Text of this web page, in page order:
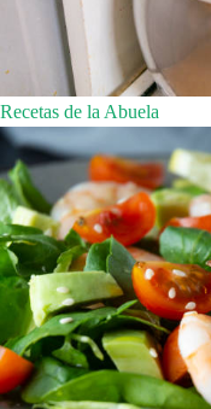
Recetas de la Abuela